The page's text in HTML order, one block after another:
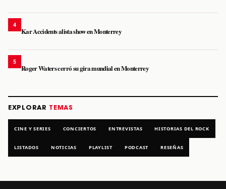
4
Kar Accidents alista show en Monterrey
5
Roger Waters cerró su gira mundial en Monterrey
EXPLORAR TEMAS
CINE Y SERIES CONCIERTOS ENTREVISTAS HISTORIAS DEL ROCK
LISTADOS NOTICIAS PLAYLIST PODCAST RESEÑAS